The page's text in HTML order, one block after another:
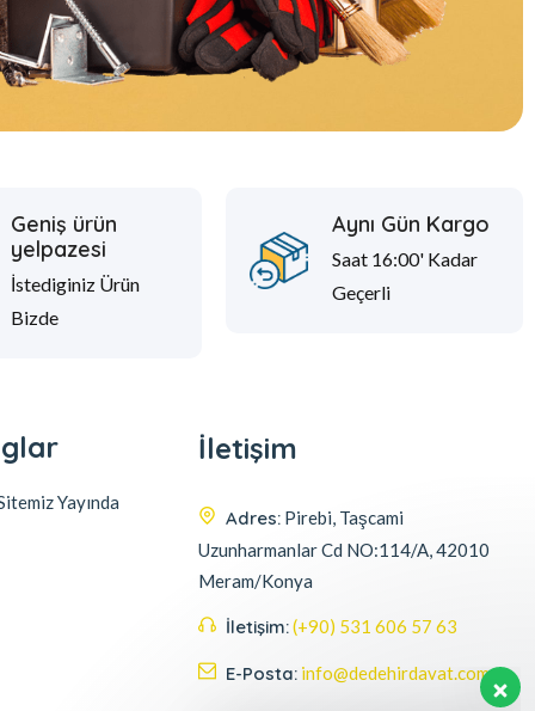
Geniş ürün
yelpazesi
İstediginiz Ürün
Bizde
Aynı Gün Kargo
Saat 16:00' Kadar
Geçerli
Yayında
İletişim
Adres: Pirebi, Taşcami
Uzunharmanlar Cd NO:114/A, 42010
Meram/Konya
İletişim:(+90) 531 606 57 63
E-Posta: info@dedehirdavat.com